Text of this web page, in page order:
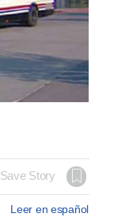
Save Story
Leer en español